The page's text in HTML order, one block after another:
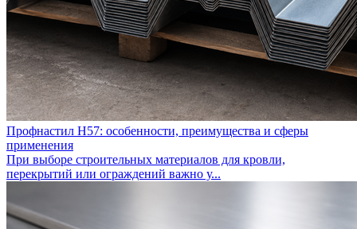
Профнастил Н57: особенности, преимущества и сферы
применения
При выборе строительных материалов для кровли,
перекрытий или ограждений важно у...